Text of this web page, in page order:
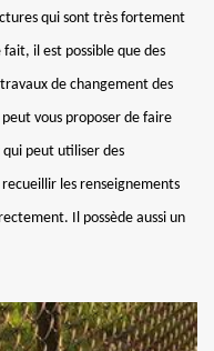
qui sont très fortement
il est possible que des
de changement des
vous proposer de faire
qui peut utiliser des
les renseignements
Il possède aussi un